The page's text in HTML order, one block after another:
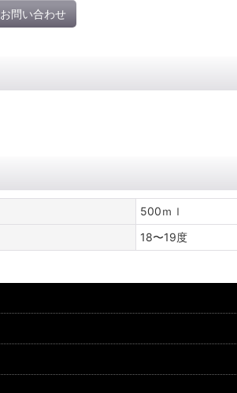
お問い合わせ
500ｍｌ
18〜19度